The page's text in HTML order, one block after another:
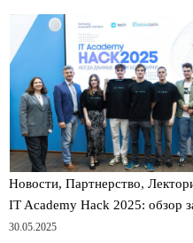
Новости, Партнерство,
IT Academy Hack 2025: обзор
30.05.2025